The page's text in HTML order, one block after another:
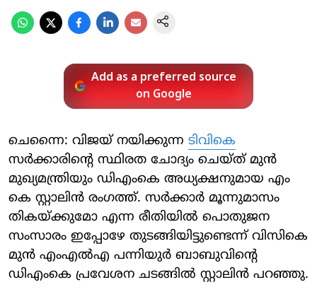
Add as a preferred source
on Google
ചെന്നൈ: വിജയ് നയിക്കുന്ന ടിവികെ
സര്‍ക്കാരിന്റെ സ്ഥിരത ചോദ്യം ചെയ്ത് മുന്‍
മുഖ്യമന്ത്രിയും ഡിഎംകെ അധ്യക്ഷനുമായ എം
കെ സ്റ്റാലിന്‍ രംഗത്ത്. സര്‍ക്കാര്‍ മൂന്നുമാസം
തികയ്ക്കുമോ എന്ന രീതിയില്‍ പൊതുജന
സംസാരം ഇപ്പോഴേ തുടങ്ങിയിട്ടുണ്ടെന്ന് വിസികെ
മുന്‍ എംഎല്‍എ പന്നിയുര്‍ ബാബുവിന്റെ
ഡിഎംകെ പ്രവേശന ചടങ്ങില്‍ സ്റ്റാലിന്‍ പറഞ്ഞു.